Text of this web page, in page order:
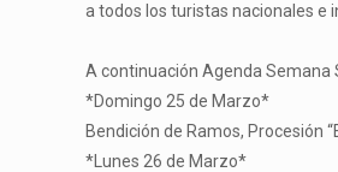
a todos los turistas nacionales e
A continuación Agenda Semana
*Domingo 25 de Marzo*
Bendición de Ramos, Procesión
*Lunes 26 de Marzo*